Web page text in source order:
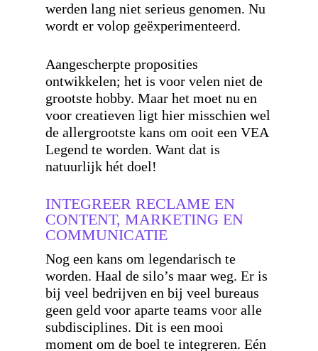
werden lang niet serieus genomen. Nu
wordt er volop geëxperimenteerd.
Aangescherpte proposities
ontwikkelen; het is voor velen niet de
grootste hobby. Maar het moet nu en
voor creatieven ligt hier misschien wel
de allergrootste kans om ooit een VEA
Legend te worden. Want dat is
natuurlijk hét doel!
INTEGREER RECLAME EN
CONTENT, MARKETING EN
COMMUNICATIE
Nog een kans om legendarisch te
worden. Haal de silo’s maar weg. Er is
bij veel bedrijven en bij veel bureaus
geen geld voor aparte teams voor alle
subdisciplines. Dit is een mooi
moment om de boel te integreren. Eén